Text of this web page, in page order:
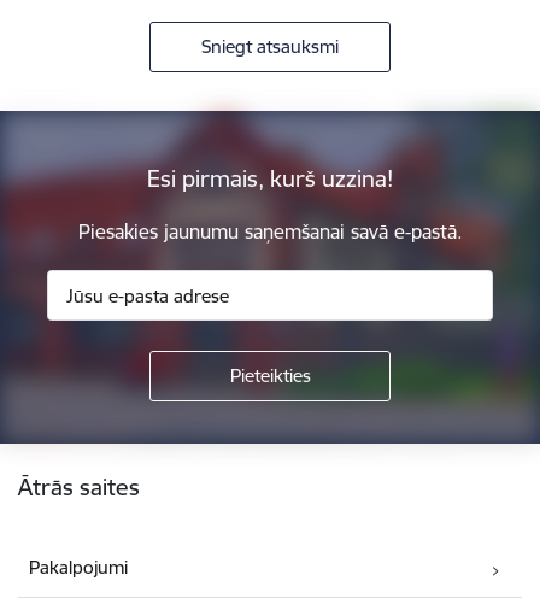
Sniegt atsauksmi
Esi pirmais, kurš uzzina!
Piesakies jaunumu saņemšanai savā e-pastā.
Ātrās saites
Pakalpojumi